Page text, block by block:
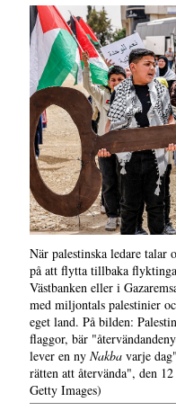
När palestinska ledare talar
på att flytta tillbaka
Västbanken eller i
med miljontals palestinier
eget land. På bilden:
flaggor, bär
lever en ny Nakba varje
rätten att återvända", den
Getty Images)